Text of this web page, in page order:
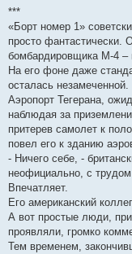
***
«Борт номер 1»
просто фантастически.
бомбардировщика М-4 –
На его фоне даже
осталась незамеченной.
Аэропорт Тегерана,
наблюдая за
притерев самолет к
повел его к зданию
- Ничего себе, -
неофициально, с
Впечатляет.
Его американский
А вот простые люди,
проявляли, громко
Тем временем,